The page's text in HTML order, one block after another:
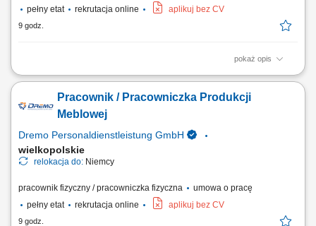
pełny etat
rekrutacja online aplikuj bez CV
9 godz.
pokaż opis
Obowiązki: Przygotowywanie i organizacja procesów pracy – od cięcia
wytycznymi i rysunkiem technicznym; Praca w produkcji jednostkowej i
seryjnej; Obsługa nowoczesnych maszyn do obróbki drewna;
Pracownik / Pracowniczka Produkcji
Meblowej
Dremo Personaldienstleistung GmbH
wielkopolskie
relokacja do: Niemcy
pracownik fizyczny / pracowniczka fizyczna
umowa o pracę
pełny etat
rekrutacja online aplikuj bez CV
9 godz.